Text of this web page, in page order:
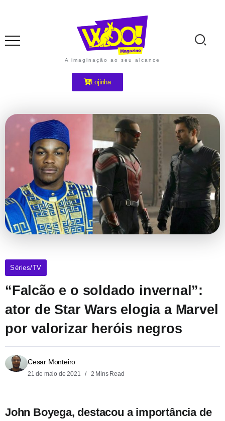
A imaginação ao seu alcance
Lojinha
Séries/TV
“Falcão e o soldado invernal”:
ator de Star Wars elogia a Marvel
por valorizar heróis negros
Cesar Monteiro
21 de maio de 2021 2 Mins Read
John Boyega, destacou a importância de